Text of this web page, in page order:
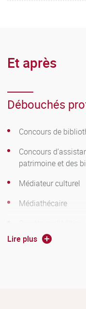
Et après
Débouchés
Concours de
Concours
patrimoine et des
Médiateur culturel
Médiathécaire
Libraire
Lire plus